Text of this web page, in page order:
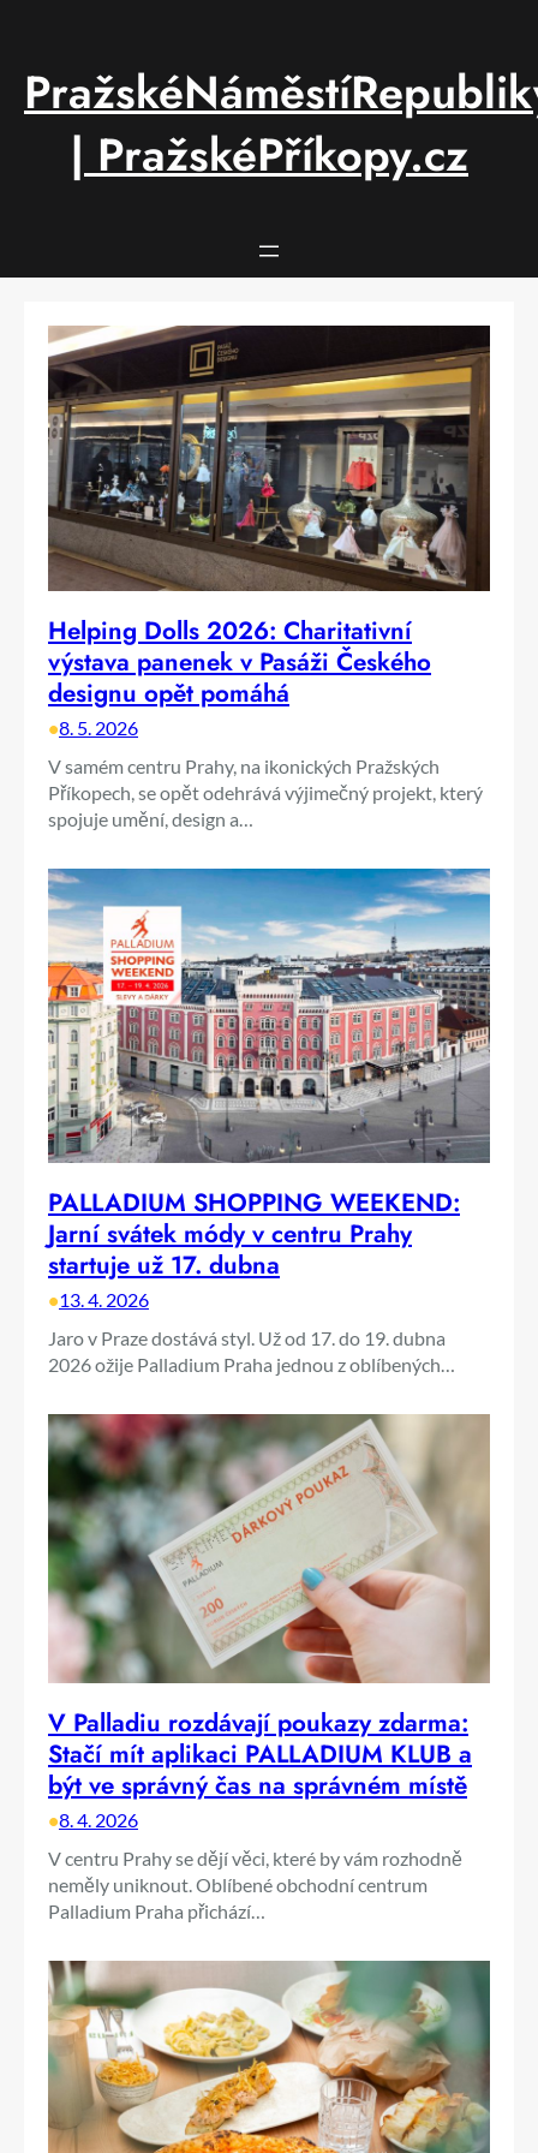
| PražskéPříkopy.cz
Helping Dolls 2026: Charitativní
výstava panenek v Pasáži Českého
designu opět pomáhá
•8. 5. 2026
V samém centru Prahy, na ikonických Pražských
Příkopech, se opět odehrává výjimečný projekt, který
spojuje umění, design a…
PALLADIUM SHOPPING WEEKEND:
Jarní svátek módy v centru Prahy
startuje už 17. dubna
•13. 4. 2026
Jaro v Praze dostává styl. Už od 17. do 19. dubna
2026 ožije Palladium Praha jednou z oblíbených…
V Palladiu rozdávají poukazy zdarma:
Stačí mít aplikaci PALLADIUM KLUB a
být ve správný čas na správném místě
•8. 4. 2026
V centru Prahy se dějí věci, které by vám rozhodně
neměly uniknout. Oblíbené obchodní centrum
Palladium Praha přichází…